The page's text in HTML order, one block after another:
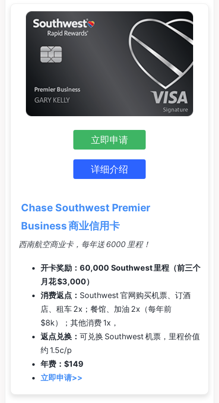
立即申请
详细介绍
Chase Southwest Premier
Business 商业信用卡
西南航空商业卡，每年送 6000 里程！
开卡奖励：60,000 Southwest 里程（前三个
月花 $3,000）
消费返点： Southwest 官网购买机票、订酒
店、租车 2x；餐馆、加油 2x（每年前
$8k）；其他消费 1x，
返点兑换： 可兑换 Southwest 机票，里程价值
约 1.5c/p
年费：$149
立即申请>>